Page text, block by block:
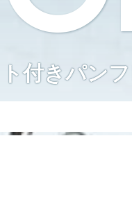
付きパン